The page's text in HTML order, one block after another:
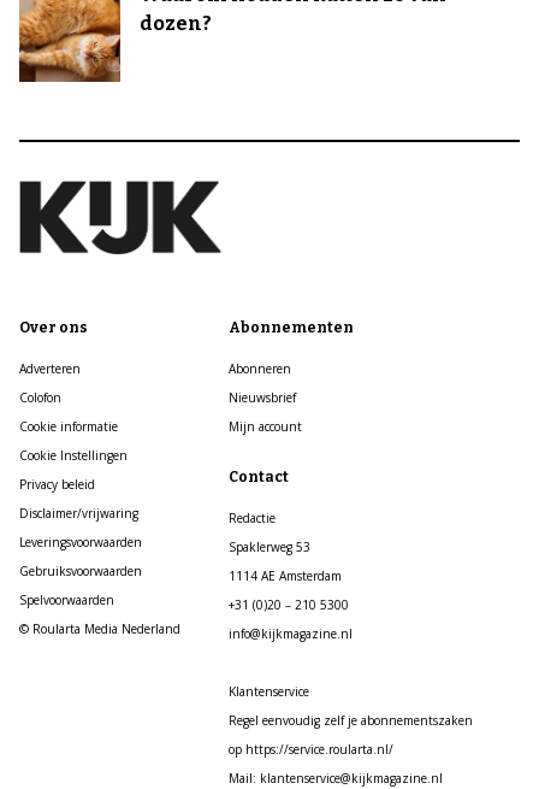
dozen?
Over ons
Adverteren
Colofon
Cookie informatie
Cookie Instellingen
Privacy beleid
Disclaimer/vrijwaring
Leveringsvoorwaarden
Gebruiksvoorwaarden
Spelvoorwaarden
© Roularta Media Nederland
Abonnementen
Abonneren
Nieuwsbrief
Mijn account
Contact
Redactie
Spaklerweg 53
1114 AE Amsterdam
+31 (0)20 – 210 5300
info@kijkmagazine.nl
Klantenservice
Regel eenvoudig zelf je abonnementszaken
op https://service.roularta.nl/
Mail: klantenservice@kijkmagazine.nl